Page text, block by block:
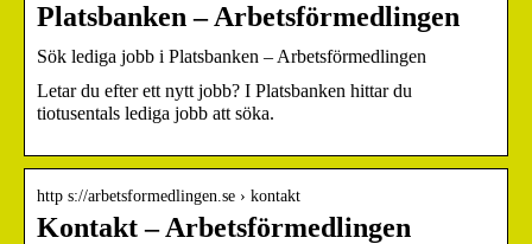
Platsbanken – Arbetsförmedlingen
Sök lediga jobb i Platsbanken – Arbetsförmedlingen
Letar du efter ett nytt jobb? I Platsbanken hittar du
tiotusentals lediga jobb att söka.
http s://arbetsformedlingen.se › kontakt
Kontakt – Arbetsförmedlingen